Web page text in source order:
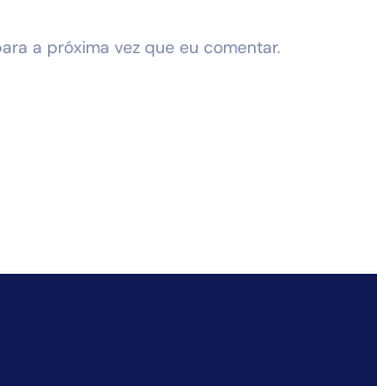
a próxima vez que eu comentar.